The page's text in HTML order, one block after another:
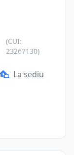
(CUI:
23267130)
La sediu